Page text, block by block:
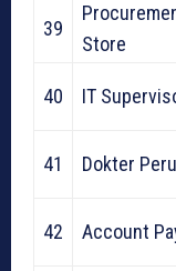
39
Store
40 IT
41 Dokter
42 Account